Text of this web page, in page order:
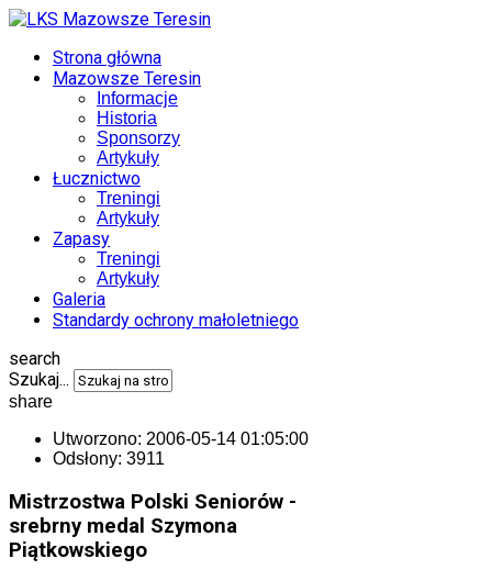
Strona główna
Mazowsze Teresin
Informacje
Historia
Sponsorzy
Artykuły
Łucznictwo
Treningi
Artykuły
Zapasy
Treningi
Artykuły
Galeria
Standardy ochrony małoletniego
search
Szukaj...
share
Utworzono: 2006-05-14 01:05:00
Odsłony: 3911
Mistrzostwa Polski Seniorów -
srebrny medal Szymona
Piątkowskiego